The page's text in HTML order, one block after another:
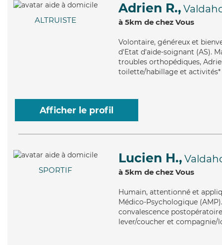
ALTRUISTE
Adrien R.,
à 5km de chez Vous
Volontaire, généreux et
d'Etat d'aide-soignant (AS).
troubles orthopédiques,
toilette/habillage et activités*
Afficher le profil
SPORTIF
Lucien H.,
à 5km de chez Vous
Humain, attentionné et
Médico-Psychologique
convalescence
lever/coucher et compagnie/